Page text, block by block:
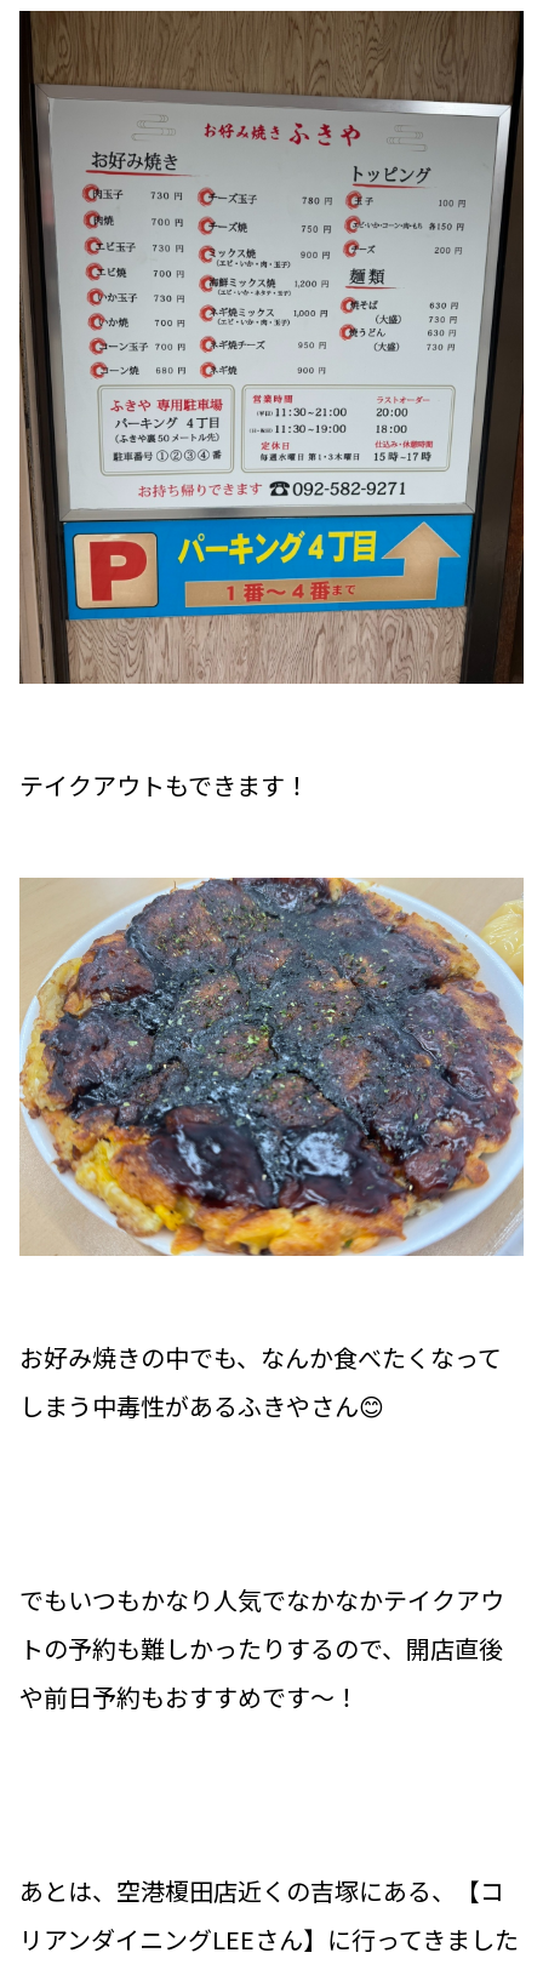
テイクアウトもできます！
お好み焼きの中でも、なんか食べたくなって
しまう中毒性があるふきやさん😊
でもいつもかなり人気でなかなかテイクアウ
トの予約も難しかったりするので、開店直後
や前日予約もおすすめです〜！
あとは、空港榎田店近くの吉塚にある、【コ
リアンダイニングLEEさん】に行ってきました